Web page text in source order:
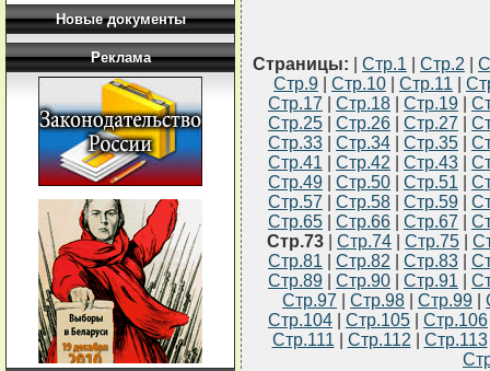
Новые документы
Реклама Страницы: Стр.1 Стр.2
Стр.9
Стр.10 Стр.11
Стр.17
Стр.18 Стр.19
Стр.25
Стр.26 Стр.27
Стр.33
Стр.34 Стр.35
Стр.41
Стр.42 Стр.43
Стр.49
Стр.50 Стр.51
Стр.57
Стр.58 Стр.59
Стр.65
Стр.66 Стр.67
Стр.73
Стр.74 Стр.75
Стр.81
Стр.82 Стр.83
Стр.89
Стр.90 Стр.91
Стр.97
Стр.98 Стр.99
Стр.104
Стр.105 Стр.106
Стр.111
Стр.112 Стр.113